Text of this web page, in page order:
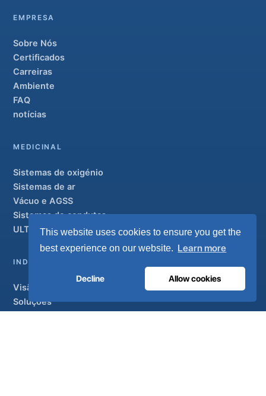
This website uses cookies to ensure you get the
best experience on our website. Learn more
Decline Allow cookies
EMPRESA
Sobre Nós
Certificados
Carreiras
Ambiente
FAQ
notícias
MEDICINAL
Sistemas de oxigénio
Sistemas de ar
Vácuo e AGSS
Sistemas de condutas
ULTRAOX
Modelo de topo de gama
INDUSTRIAL
Visão geral
Soluções